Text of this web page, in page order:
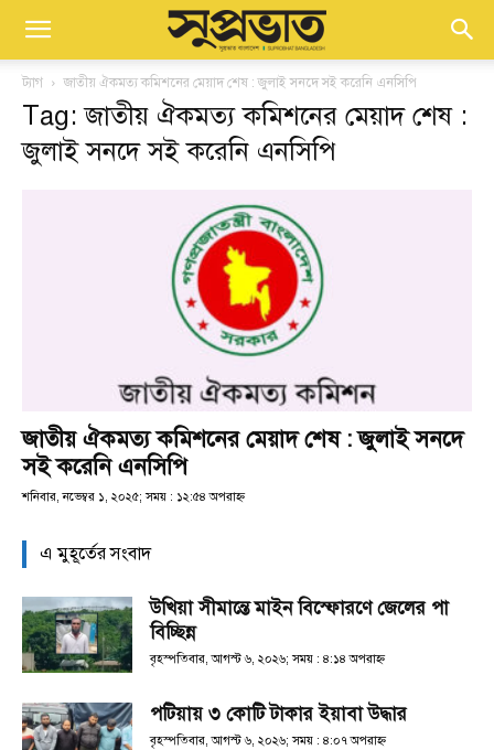
ট্যাগ জাতীয় ঐকমত্য কমিশনের মেয়াদ শেষ : জুলাই সনদে সই করেনি এনসিপি
Tag: জাতীয় ঐকমত্য কমিশনের মেয়াদ শেষ :
জুলাই সনদে সই করেনি এনসিপি
জাতীয় ঐকমত্য কমিশনের মেয়াদ শেষ : জুলাই সনদে
সই করেনি এনসিপি
শনিবার, নভেম্বর ১, ২০২৫; সময় : ১২:৫৪ অপরাহ্ণ
এ মুহূর্তের সংবাদ
উখিয়া সীমান্তে মাইন বিস্ফোরণে জেলের পা
বিচ্ছিন্ন
বৃহস্পতিবার, আগস্ট ৬, ২০২৬; সময় : ৪:১৪ অপরাহ্ণ
পটিয়ায় ৩ কোটি টাকার ইয়াবা উদ্ধার
বৃহস্পতিবার, আগস্ট ৬, ২০২৬; সময় : ৪:০৭ অপরাহ্ণ